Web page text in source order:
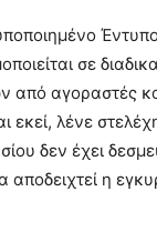
σε
αγοραστές
εκεί, λένε
δεν έχει
η